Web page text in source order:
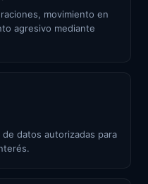
movimiento en
agresivo mediante
datos autorizadas para